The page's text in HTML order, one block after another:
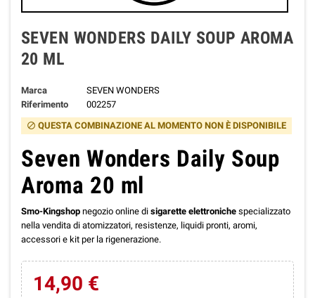
SEVEN WONDERS DAILY SOUP AROMA
20 ML
Marca
SEVEN WONDERS
Riferimento
002257
block QUESTA COMBINAZIONE AL MOMENTO NON È DISPONIBILE
Seven Wonders Daily Soup
Aroma 20 ml
Smo-Kingshop negozio online di sigarette elettroniche specializzato
nella vendita di atomizzatori, resistenze, liquidi pronti, aromi,
accessori e kit per la rigenerazione.
14,90 €